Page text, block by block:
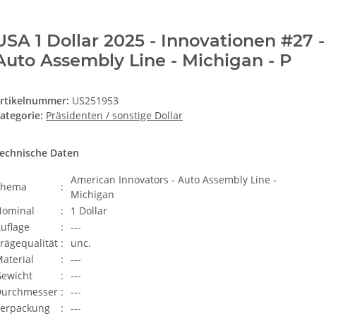
1 Dollar 2025 - Innovationen #27 -
Assembly Line - Michigan - P
US251953
Präsidenten / sonstige Dollar
Daten
:
American Innovators - Auto Assembly Line -
Michigan
:
1 Dollar
: ---
:
unc.
: ---
: ---
: ---
: ---